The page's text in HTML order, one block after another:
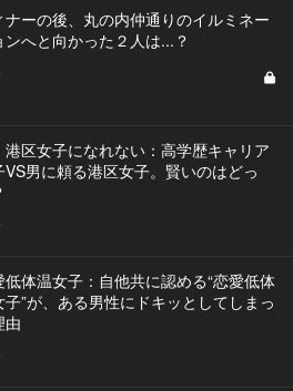
ナーの後、丸の内仲通りのイルミネー
ンへと向かった２人は...？
港区女子になれない：高学歴キャリア
VS男に頼る港区女子。賢いのはどっ
低体温女子：自他共に認める“恋愛低体
子”が、ある男性にドキッとしてしまっ
由